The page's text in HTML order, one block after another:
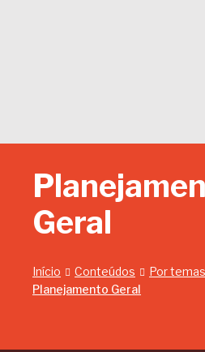
Geral
Início Conteúdos
Por temas
Planejamento Geral